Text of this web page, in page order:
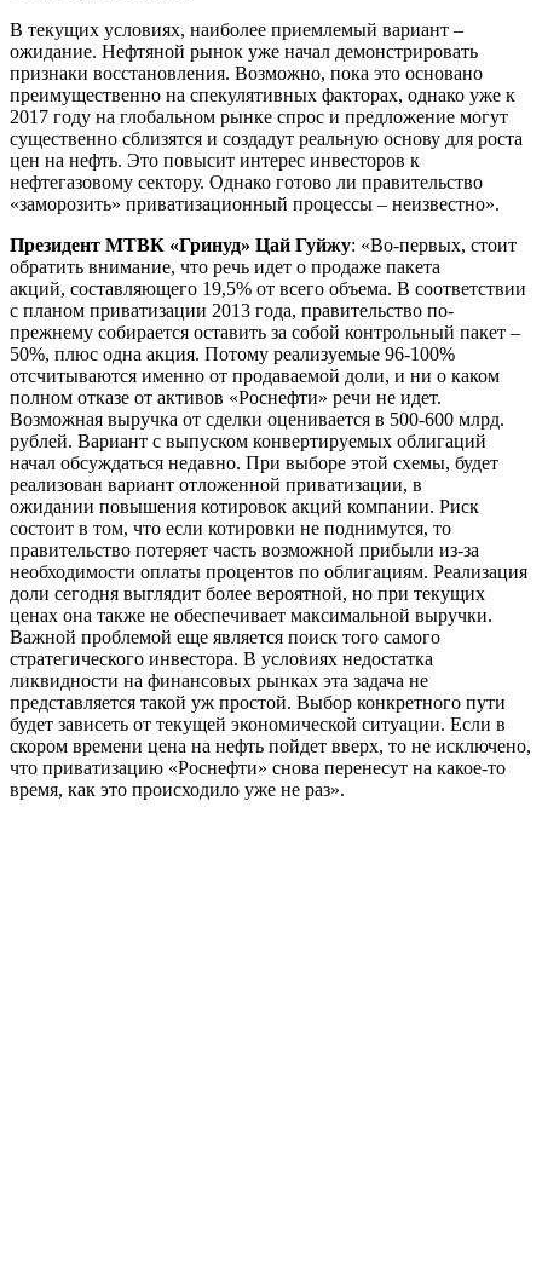
В текущих условиях, наиболее приемлемый вариант –
ожидание. Нефтяной рынок уже начал демонстрировать
признаки восстановления. Возможно, пока это основано
преимущественно на спекулятивных факторах, однако уже к
2017 году на глобальном рынке спрос и предложение могут
существенно сблизятся и создадут реальную основу для роста
цен на нефть. Это повысит интерес инвесторов к
нефтегазовому сектору. Однако готово ли правительство
«заморозить» приватизационный процессы – неизвестно».
Президент МТВК «Гринуд» Цай Гуйжу: «Во-первых, стоит
обратить внимание, что речь идет о продаже пакета
акций, составляющего 19,5% от всего объема. В соответствии
с планом приватизации 2013 года, правительство по-
прежнему собирается оставить за собой контрольный пакет –
50%, плюс одна акция. Потому реализуемые 96-100%
отсчитываются именно от продаваемой доли, и ни о каком
полном отказе от активов «Роснефти» речи не идет.
Возможная выручка от сделки оценивается в 500-600 млрд.
рублей. Вариант с выпуском конвертируемых облигаций
начал обсуждаться недавно. При выборе этой схемы, будет
реализован вариант отложенной приватизации, в
ожидании повышения котировок акций компании. Риск
состоит в том, что если котировки не поднимутся, то
правительство потеряет часть возможной прибыли из-за
необходимости оплаты процентов по облигациям. Реализация
доли сегодня выглядит более вероятной, но при текущих
ценах она также не обеспечивает максимальной выручки.
Важной проблемой еще является поиск того самого
стратегического инвестора. В условиях недостатка
ликвидности на финансовых рынках эта задача не
представляется такой уж простой. Выбор конкретного пути
будет зависеть от текущей экономической ситуации. Если в
скором времени цена на нефть пойдет вверх, то не исключено,
что приватизацию «Роснефти» снова перенесут на какое-то
время, как это происходило уже не раз».